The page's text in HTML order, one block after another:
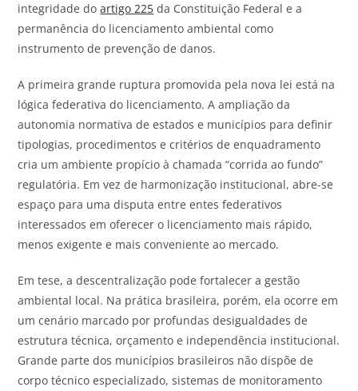
integridade doartigo 225 da Constituição Federal e a
permanência do licenciamento ambiental como
instrumento de prevenção de danos.
A primeira grande ruptura promovida pela nova lei está na
lógica federativa do licenciamento. A ampliação da
autonomia normativa de estados e municípios para definir
tipologias, procedimentos e critérios de enquadramento
cria um ambiente propício à chamada “corrida ao fundo”
regulatória. Em vez de harmonização institucional, abre-se
espaço para uma disputa entre entes federativos
interessados em oferecer o licenciamento mais rápido,
menos exigente e mais conveniente ao mercado.
Em tese, a descentralização pode fortalecer a gestão
ambiental local. Na prática brasileira, porém, ela ocorre em
um cenário marcado por profundas desigualdades de
estrutura técnica, orçamento e independência institucional.
Grande parte dos municípios brasileiros não dispõe de
corpo técnico especializado, sistemas de monitoramento